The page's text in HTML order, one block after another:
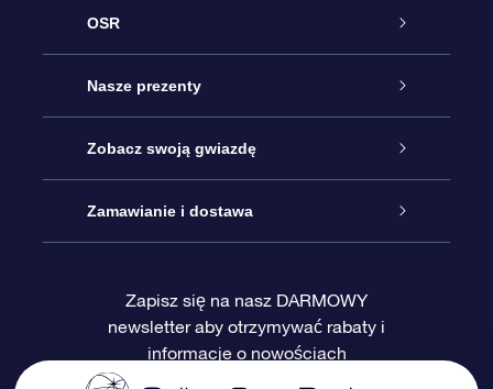
OSR
Obsługa
Kontakt
Blog
Recenzje
Nasze prezenty
Podarunek Gwiazda Online
Pakiet Podarunkowy OSR
Karta podarunkowa OSR
Zobacz swoją gwiazdę
Rejestr Gwiazd
Sprsonalizowana Strona Gwiazdy
Zamawianie i dostawa
Metody płatności
Zapisz się na nasz DARMOWY
newsletter aby otrzymywać rabaty i
informacje o nowościach